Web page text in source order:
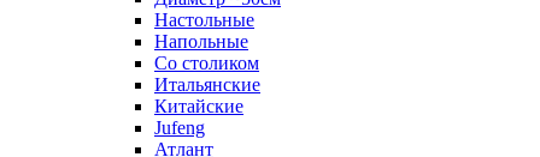
Настольные
Напольные
Со столиком
Итальянские
Китайские
Jufeng
Атлант